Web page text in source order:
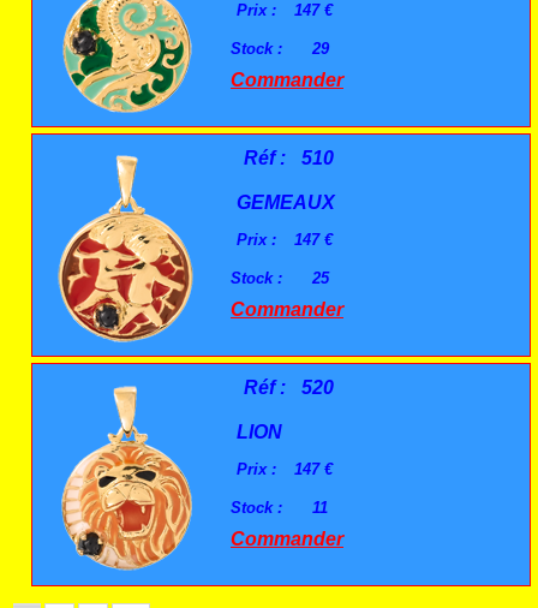
Prix : 147 €
Stock : 29
Commander
Réf : 510
GEMEAUX
Prix : 147 €
Stock : 25
Commander
Réf : 520
LION
Prix : 147 €
Stock : 11
Commander